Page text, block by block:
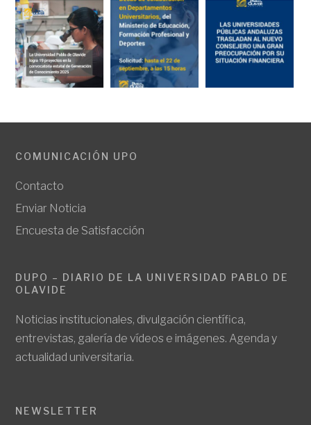
COMUNICACIÓN UPO
Contacto
Enviar Noticia
Encuesta de Satisfacción
DUPO – DIARIO DE LA UNIVERSIDAD PABLO DE
OLAVIDE
Noticias institucionales, divulgación científica,
entrevistas, galería de vídeos e imágenes. Agenda y
actualidad universitaria.
NEWSLETTER